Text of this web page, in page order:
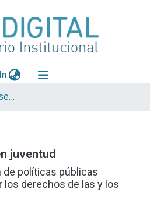
(current)
Artículos, Informes y presentaciones en Congresos (UNLP)
juventud
políticas públicas
los derechos de las y los